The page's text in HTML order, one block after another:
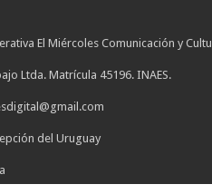
El Miércoles Comunicación y
Ltda. Matrícula 45196. INAES.
del Uruguay